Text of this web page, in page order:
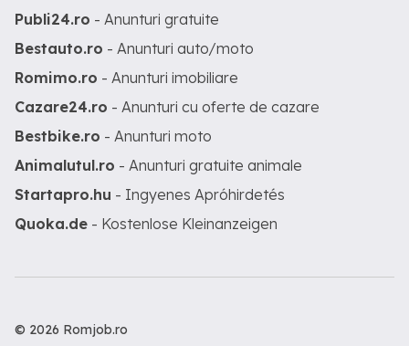
Publi24.ro - Anunturi gratuite
Bestauto.ro - Anunturi auto/moto
Romimo.ro - Anunturi imobiliare
Cazare24.ro - Anunturi cu oferte de cazare
Bestbike.ro - Anunturi moto
Animalutul.ro - Anunturi gratuite animale
Startapro.hu - Ingyenes Apróhirdetés
Quoka.de - Kostenlose Kleinanzeigen
© 2026 Romjob.ro